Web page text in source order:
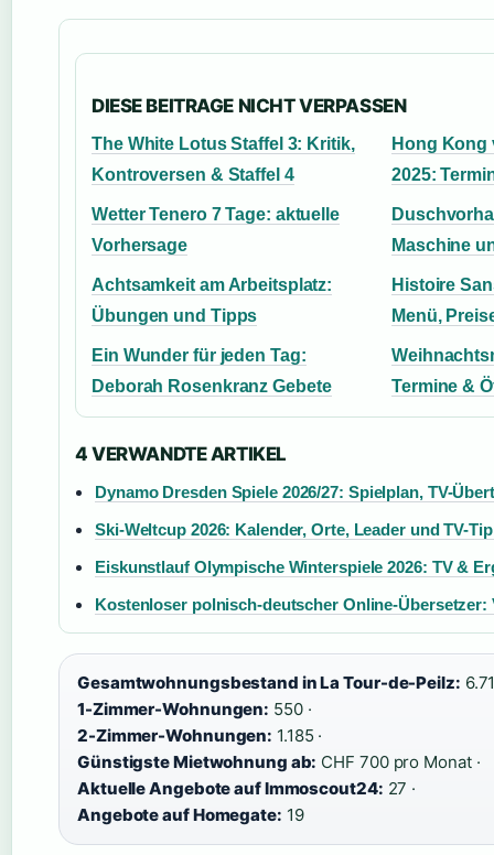
DIESE BEITRAGE NICHT VERPASSEN
The White Lotus Staffel 3: Kritik,
Kontroversen & Staffel 4
Hong Kong
2025:
Wetter Tenero 7 Tage: aktuelle
Vorhersage
Maschine
Achtsamkeit am Arbeitsplatz:
Übungen und Tipps
Histoire
Menü,
Ein Wunder für jeden Tag:
Deborah Rosenkranz Gebete
Termine &
4 VERWANDTE ARTIKEL
Dynamo Dresden Spiele 2026/27: Spielplan, TV-
Ski-Weltcup 2026: Kalender, Orte, Leader und TV-
Eiskunstlauf Olympische Winterspiele 2026: TV &
Kostenloser polnisch-deutscher Online-Übersetzer:
Gesamtwohnungsbestand in La Tour-de-Peilz:
1-Zimmer-Wohnungen: 550 ·
2-Zimmer-Wohnungen: 1.185 ·
Günstigste Mietwohnung ab: CHF 700 pro Monat ·
Aktuelle Angebote auf Immoscout24: 27 ·
Angebote auf Homegate: 19